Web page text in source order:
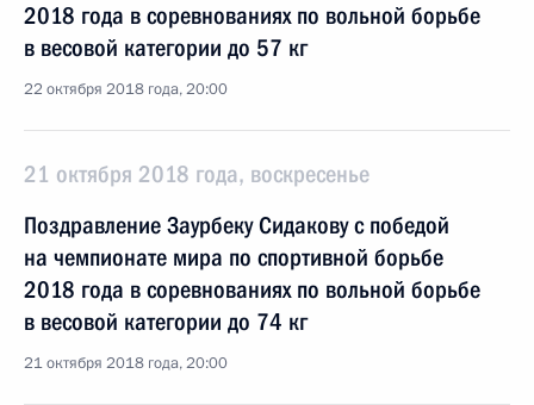
2018 года в соревнованиях по вольной борьбе
в весовой категории до 57 кг
22 октября 2018 года, 20:00
21 октября 2018 года, воскресенье
Поздравление Заурбеку Сидакову с победой
на чемпионате мира по спортивной борьбе
2018 года в соревнованиях по вольной борьбе
в весовой категории до 74 кг
21 октября 2018 года, 20:00